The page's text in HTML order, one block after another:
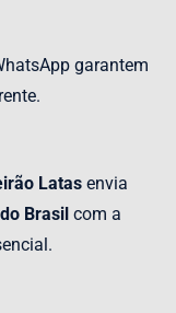
garantem
Latas envia
Brasil com a